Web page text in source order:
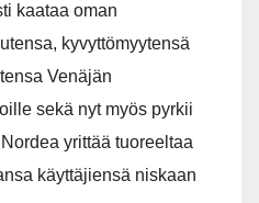
kaataa oman
kyvyttömyytensä
Venäjän
sekä nyt myös pyrkii
yrittää tuoreeltaa
käyttäjiensä niskaan